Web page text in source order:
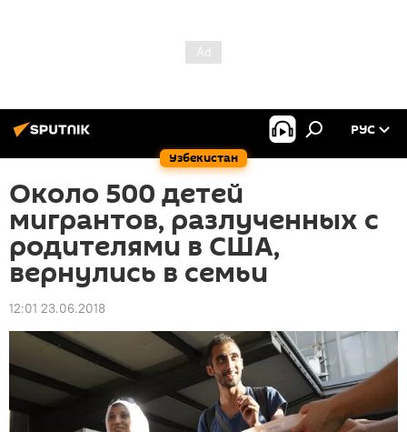
Узбекистан
РУС
Около 500 детей
мигрантов, разлученных с
родителями в США,
вернулись в семьи
12:01 23.06.2018